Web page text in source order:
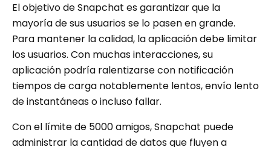
El objetivo de Snapchat es garantizar que la
mayoría de sus usuarios se lo pasen en grande.
Para mantener la calidad, la aplicación debe limitar
los usuarios. Con muchas interacciones, su
aplicación podría ralentizarse con notificación
tiempos de carga notablemente lentos, envío lento
de instantáneas o incluso fallar.
Con el límite de 5000 amigos, Snapchat puede
administrar la cantidad de datos que fluyen a